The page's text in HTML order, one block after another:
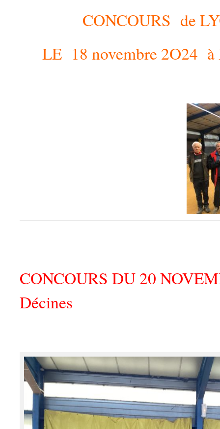
CONCOURS de
LE 18 novembre 2O24 à
CONCOURS DU 20
Décines